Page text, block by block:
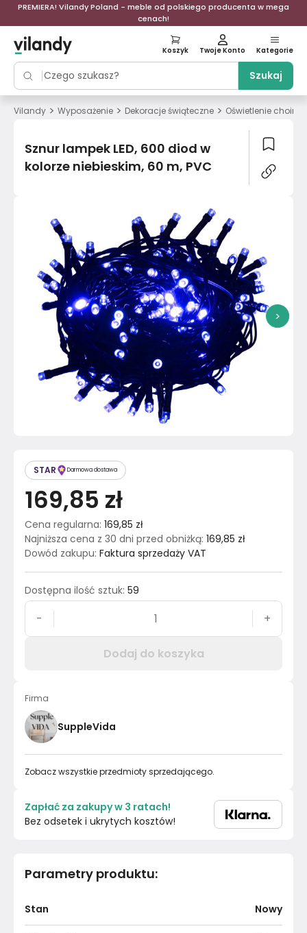
PREMIERA! Vilandy Poland - meble od polskiego producenta w mega
cenach!
Szukaj
Koszyk Twoje Konto Kategorie
Vilandy > Wyposażenie > Dekoracje świąteczne > Oświetlenie
Sznur lampek LED, 600 diod w
kolorze niebieskim, 60 m, PVC
>
Parametry produktu:
Stan Nowy
STAR Darmowa dostawa
169,85 zł
Cena regularna: 169,85 zł
Najniższa cena z 30 dni przed obniżką: 169,85 zł
Dowód zakupu: Faktura sprzedaży VAT
Dostępna ilość sztuk: 59
- +
Dodaj do koszyka
Firma
SuppleVida
Zobacz wszystkie przedmioty sprzedającego.
Zapłać za zakupy w 3 ratach!
Bez odsetek i ukrytych kosztów!